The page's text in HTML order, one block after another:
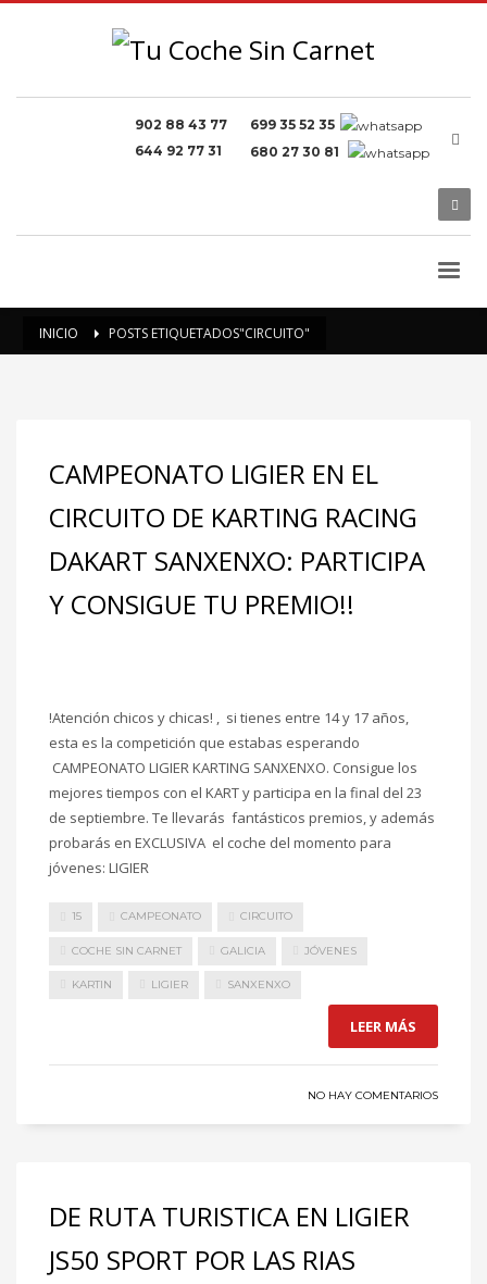
902 88 43 77
644 92 77 31
699 35 52 35
680 27 30 81
INICIO POSTS ETIQUETADOS"CIRCUITO"
CAMPEONATO LIGIER EN EL
CIRCUITO DE KARTING RACING
DAKART SANXENXO: PARTICIPA
Y CONSIGUE TU PREMIO!!
!Atención chicos y chicas! , si tienes entre 14 y 17 años,
esta es la competición que estabas esperando
CAMPEONATO LIGIER KARTING SANXENXO. Consigue los
mejores tiempos con el KART y participa en la final del 23
de septiembre. Te llevarás fantásticos premios, y además
probarás en EXCLUSIVA el coche del momento para
jóvenes: LIGIER
15 CAMPEONATO CIRCUITO
COCHE SIN CARNET GALICIA JÓVENES
KARTIN LIGIER SANXENXO
LEER MÁS
NO HAY COMENTARIOS
DE RUTA TURISTICA EN LIGIER
JS50 SPORT POR LAS RIAS